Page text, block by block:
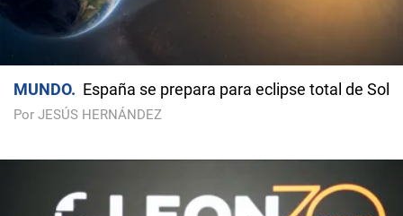
MUNDO España se prepara para eclipse total de Sol
Por JESÚS HERNÁNDEZ